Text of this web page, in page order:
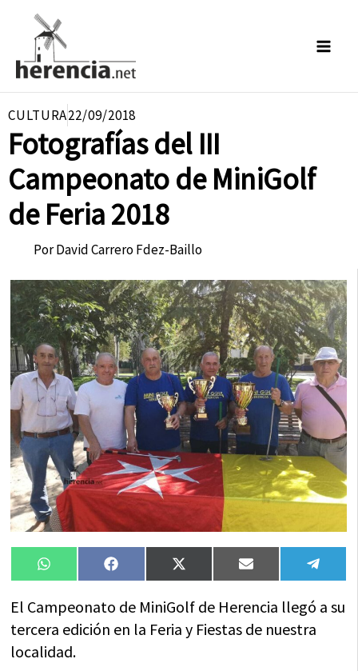
contenido
CULTURA22/09/2018
Fotografías del III
Campeonato de MiniGolf
de Feria 2018
PorDavid Carrero Fdez-Baillo
Compartir
en
WhatsAppCompartir
en
FacebookCompartir
en
X
(Twitter)
Compartir
en
Email
en
El Campeonato de MiniGolf de Herencia llegó a su
tercera edición en la Feria y Fiestas de nuestra
localidad.